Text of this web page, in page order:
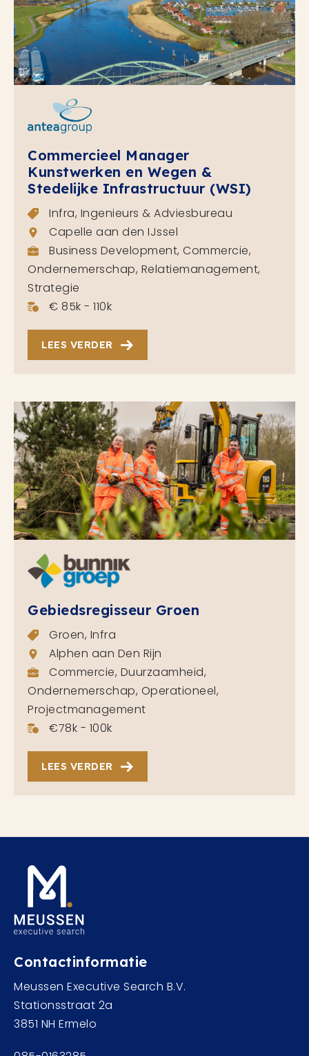
Commercieel Manager
Kunstwerken en Wegen &
Stedelijke Infrastructuur (WSI)
Infra, Ingenieurs & Adviesbureau
Capelle aan den IJssel
Business Development, Commercie,
Ondernemerschap, Relatiemanagement,
Strategie
€ 85k - 110k
LEES VERDER
Gebiedsregisseur Groen
Groen, Infra
Alphen aan Den Rijn
Commercie, Duurzaamheid,
Ondernemerschap, Operationeel,
Projectmanagement
€78k - 100k
LEES VERDER
Contactinformatie
Meussen Executive Search B.V.
Stationsstraat 2a
3851 NH Ermelo